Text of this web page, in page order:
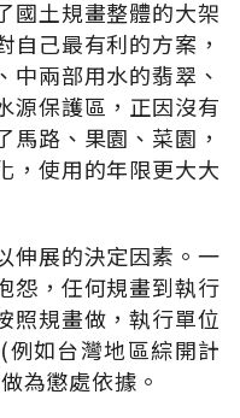
國土規畫整體的大架
自己最有利的方案，
中兩部用水的翡翠、
源保護區，正因沒有
馬路、果園、菜園，
，使用的年限更大大
伸展的決定因素。一
怨，任何規畫到執行
照規畫做，執行單位
如台灣地區綜開計
為懲處依據。